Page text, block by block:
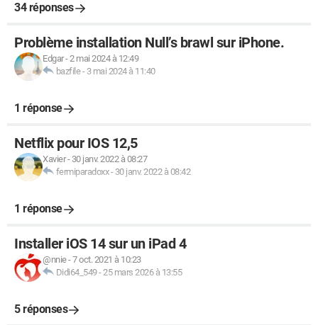
34 réponses
Problème installation Null’s brawl sur iPhone.
Edgar-2 mai 2024 à 12:49
bazfile- 3 mai 2024 à 11:40
1 réponse
Netflix pour IOS 12,5
Xavier- 30 janv. 2022 à 08:27
fermiparadoxx- 30 janv. 2022 à 08:42
1 réponse
Installer iOS 14 sur un iPad 4
@nnie-7 oct. 2021 à 10:23
Didi64_549-25 mars 2026 à 13:55
5 réponses